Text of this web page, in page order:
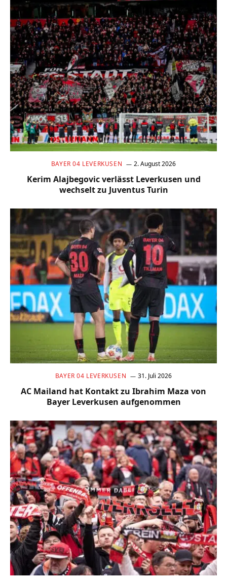
BAYER 04 LEVERKUSEN 2. August 2026
Kerim Alajbegovic verlässt Leverkusen und
wechselt zu Juventus Turin
BAYER 04 LEVERKUSEN 31. Juli 2026
AC Mailand hat Kontakt zu Ibrahim Maza von
Bayer Leverkusen aufgenommen